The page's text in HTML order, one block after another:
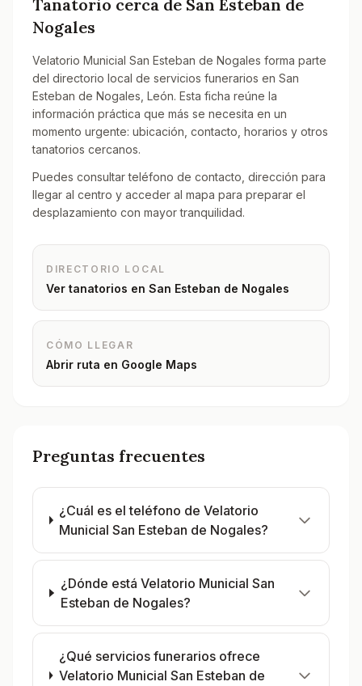
Tanatorio cerca de San Esteban de
Nogales
Velatorio Municial San Esteban de Nogales forma parte
del directorio local de servicios funerarios en San
Esteban de Nogales, León. Esta ficha reúne la
información práctica que más se necesita en un
momento urgente: ubicación, contacto, horarios y otros
tanatorios cercanos.
Puedes consultar teléfono de contacto, dirección para
llegar al centro y acceder al mapa para preparar el
desplazamiento con mayor tranquilidad.
DIRECTORIO LOCAL
Ver tanatorios en San Esteban de Nogales
CÓMO LLEGAR
Abrir ruta en Google Maps
Preguntas frecuentes
¿Cuál es el teléfono de Velatorio
Municial San Esteban de Nogales?
¿Dónde está Velatorio Municial San
Esteban de Nogales?
¿Qué servicios funerarios ofrece
Velatorio Municial San Esteban de